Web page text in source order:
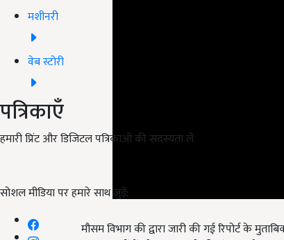
मशीनरी
वेब स्टोरी
पत्रिकाएँ
हमारी प्रिंट और डिजिटल पत्रिकाओं की सदस्यता लें
सोशल मीडिया पर हमारे साथ जुड़ें:
अलग हिस्सों में शीतलहर चलने की संभावना है.